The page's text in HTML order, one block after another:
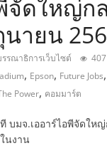
จัดใหญ่กล
ายน
รรณาธิการเว็บไซต์
, Epson, Future Jobs,
Power, คอมมาร์ต
บมจ.เออาร์ไอพีจัดใหญ่
นงาน